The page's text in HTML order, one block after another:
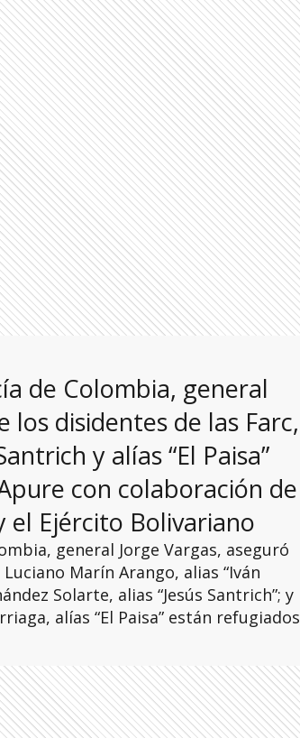
de Colombia, general
los disidentes de las Farc,
y alías “El Paisa”
con colaboración de
el Ejército Bolivariano
general Jorge Vargas, aseguró
Marín Arango, alias “Iván
Solarte, alias “Jesús Santrich”; y
alías “El Paisa” están refugiados